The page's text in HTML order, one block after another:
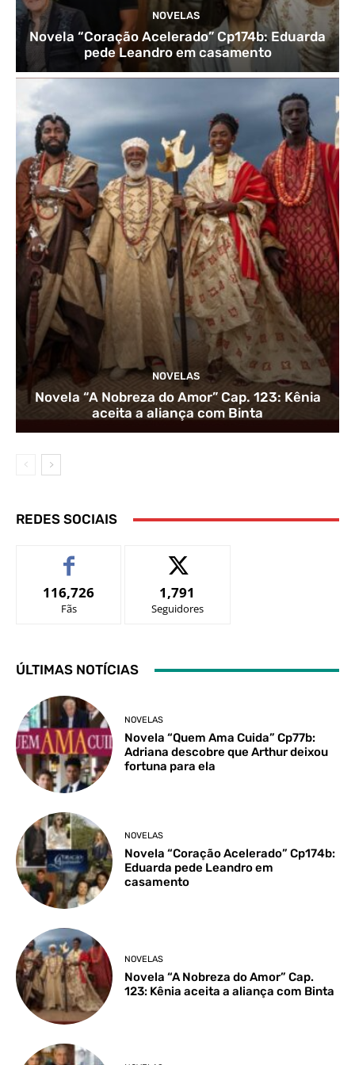
NOVELAS
Novela “Coração Acelerado” Cp174b: Eduarda
pede Leandro em casamento
NOVELAS
Novela “A Nobreza do Amor” Cap. 123: Kênia
aceita a aliança com Binta
REDES SOCIAIS
116,726
Fãs
1,791
Seguidores
ÚLTIMAS NOTÍCIAS
NOVELAS
Novela “Quem Ama Cuida” Cp77b:
Adriana descobre que Arthur deixou
fortuna para ela
NOVELAS
Novela “Coração Acelerado” Cp174b:
Eduarda pede Leandro em
casamento
NOVELAS
Novela “A Nobreza do Amor” Cap.
123: Kênia aceita a aliança com Binta